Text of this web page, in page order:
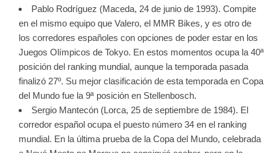
Pablo Rodríguez (Maceda, 24 de junio de 1993). Compite
en el mismo equipo que Valero, el MMR Bikes, y es otro de
los corredores españoles con opciones de poder estar en los
Juegos Olímpicos de Tokyo. En estos momentos ocupa la 40ª
posición del ranking mundial, aunque la temporada pasada
finalizó 27º. Su mejor clasificación de esta temporada en Copa
del Mundo fue la 9ª posición en Stellenbosch.
Sergio Mantecón (Lorca, 25 de septiembre de 1984). El
corredor español ocupa el puesto número 34 en el ranking
mundial. En la última prueba de la Copa del Mundo, celebrada